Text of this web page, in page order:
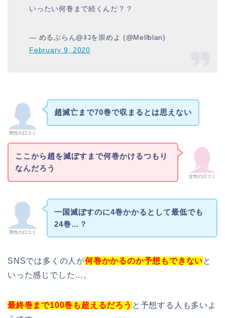
いったい何巻まで続くんだ？？
— めるぶらん@ﾈｺを崇めよ (@Mellblan)
February 9, 2020
男性の口コミ
趙滅亡まで70巻で収まるとは思えない
女性の口コミ
ここから趙を滅ぼすまで何巻かけるつもり
なんだろう
男性の口コミ
一国滅ぼすのに4巻かかるとして最低でも
24巻…？
SNSでは多くの人が何巻かかるのか予想もできないと
いった感じでした…。
最終巻まで100巻も超えるだろう と予想する人も多いよ